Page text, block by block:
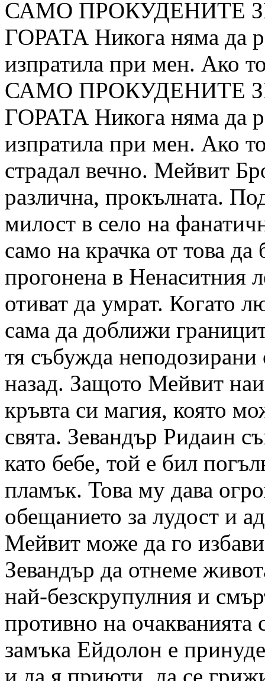
САМО ПРОКУДЕНИТЕ
ГОРАТА Никога няма да
изпратила при мен. Ако
САМО ПРОКУДЕНИТЕ
ГОРАТА Никога няма да
изпратила при мен. Ако
страдал вечно. Мейвит
различна, прокълната.
милост в село на
само на крачка от това
прогонена в Ненаситния
отиват да умрат. Когато
сама да доближи
тя събужда
назад. Защото Мейвит
кръвта си магия, която
свята. Зевандър Ридаин
като бебе, той е бил
пламък. Това му дава
обещанието за лудост и
Мейвит може да го
Зевандър да отнеме
най-безскрупулния и
противно на очакванията
замъка Ейдолон е